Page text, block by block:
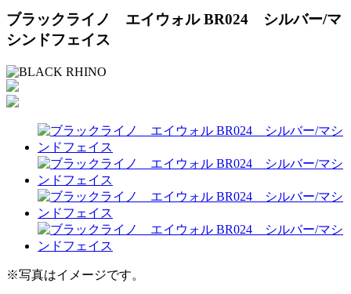
ブラックライノ エイウォル BR024 シルバー/マ
シンドフェイス
※写真はイメージです。